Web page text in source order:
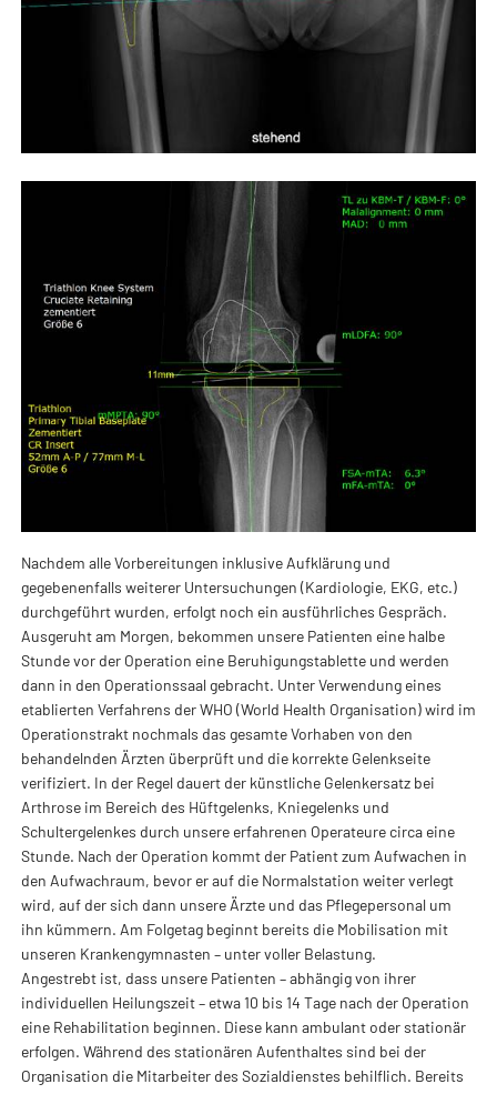
Nachdem alle Vorbereitungen inklusive Aufklärung und
gegebenenfalls weiterer Untersuchungen (Kardiologie, EKG, etc.)
durchgeführt wurden, erfolgt noch ein ausführliches Gespräch.
Ausgeruht am Morgen, bekommen unsere Patienten eine halbe
Stunde vor der Operation eine Beruhigungstablette und werden
dann in den Operationssaal gebracht. Unter Verwendung eines
etablierten Verfahrens der WHO (World Health Organisation) wird im
Operationstrakt nochmals das gesamte Vorhaben von den
behandelnden Ärzten überprüft und die korrekte Gelenkseite
verifiziert. In der Regel dauert der künstliche Gelenkersatz bei
Arthrose im Bereich des Hüftgelenks, Kniegelenks und
Schultergelenkes durch unsere erfahrenen Operateure circa eine
Stunde. Nach der Operation kommt der Patient zum Aufwachen in
den Aufwachraum, bevor er auf die Normalstation weiter verlegt
wird, auf der sich dann unsere Ärzte und das Pflegepersonal um
ihn kümmern. Am Folgetag beginnt bereits die Mobilisation mit
unseren Krankengymnasten – unter voller Belastung.
Angestrebt ist, dass unsere Patienten – abhängig von ihrer
individuellen Heilungszeit – etwa 10 bis 14 Tage nach der Operation
eine Rehabilitation beginnen. Diese kann ambulant oder stationär
erfolgen. Während des stationären Aufenthaltes sind bei der
Organisation die Mitarbeiter des Sozialdienstes behilflich. Bereits